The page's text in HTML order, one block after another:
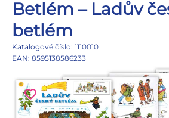
Betlém – Ladův
betlém
Katalogové číslo: 1110010
EAN: 8595138586233